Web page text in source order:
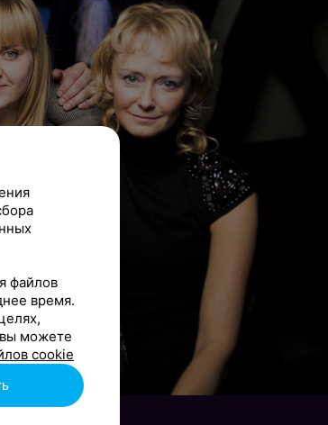
файлов
время.
вы можете
cookie